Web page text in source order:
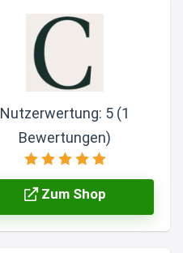
Nutzerwertung: 5 (1
Bewertungen)
Zum Shop